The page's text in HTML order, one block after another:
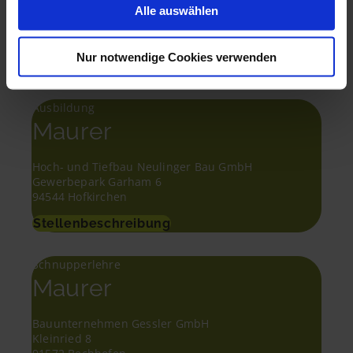
Alle auswählen
Nur notwendige Cookies verwenden
Hans Pumpfer GmbH & Co. KG
83229 Aschau
Stellenbeschreibung
Ausbildung
Maurer
Hoch- und Tiefbau Neulinger Bau GmbH
Gewerbepark Garham 6
94544 Hofkirchen
Stellenbeschreibung
Schnupperlehre
Maurer
Bauunternehmen Gessler GmbH
Kleinried 8